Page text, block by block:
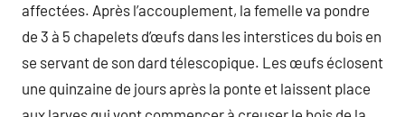
affectées. Après l’accouplement, la femelle va pondre
de 3 à 5 chapelets d’œufs dans les interstices du bois en
se servant de son dard télescopique. Les œufs éclosent
une quinzaine de jours après la ponte et laissent place